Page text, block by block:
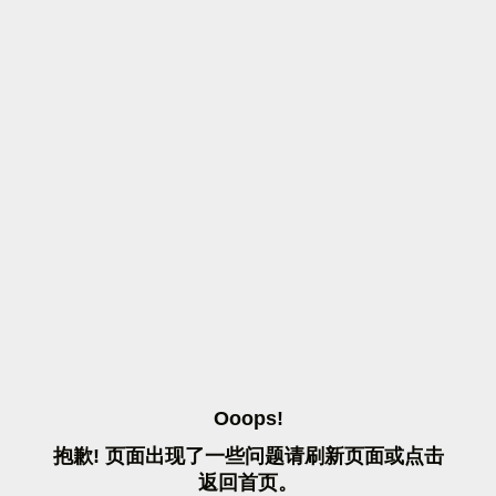
OOOPS!
抱歉! 页面出现了一些问题请刷 新页面或点击
返 回首页。